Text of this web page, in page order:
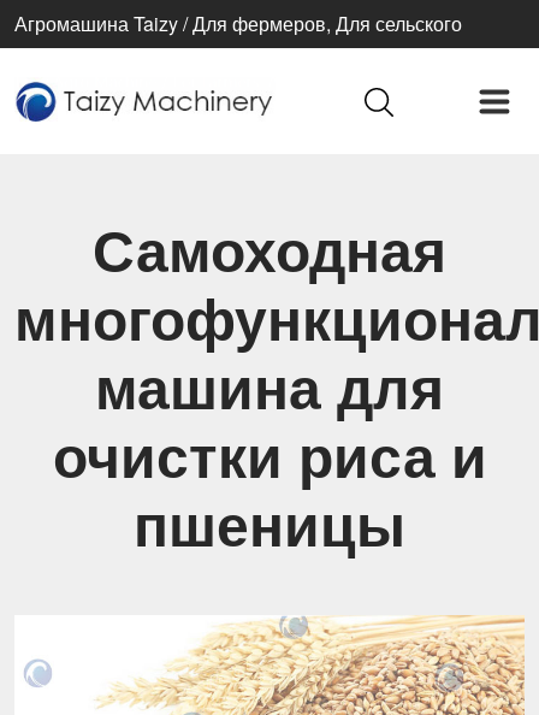
Агромашина Taizy / Для фермеров, Для сельского
Самоходная
машина для
очистки риса и
пшеницы